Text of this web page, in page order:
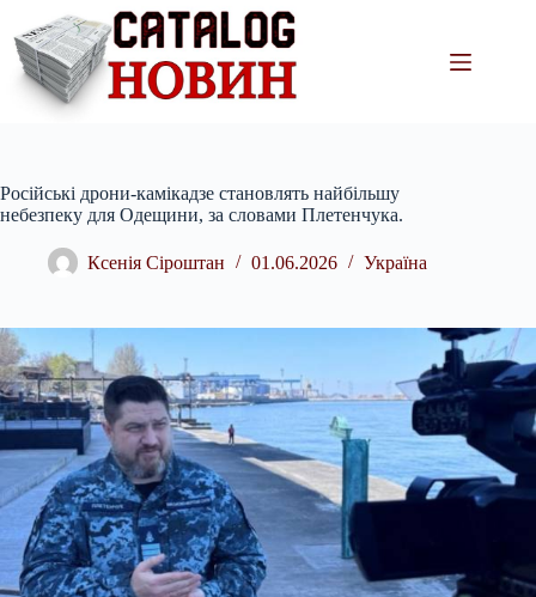
вмісту
Російські дрони-камікадзе становлять найбільшу
небезпеку для Одещини, за словами Плетенчука.
Ксенія Сіроштан 01.06.2026 Україна